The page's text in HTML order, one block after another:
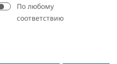
По любому
соответствию